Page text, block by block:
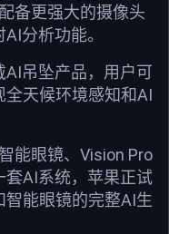
备更强大的摄像头
分析功能。
吊坠产品，用户可
天候环境感知和AI
能眼镜、Vision Pro
套AI系统，苹果正试
能眼镜的完整AI生